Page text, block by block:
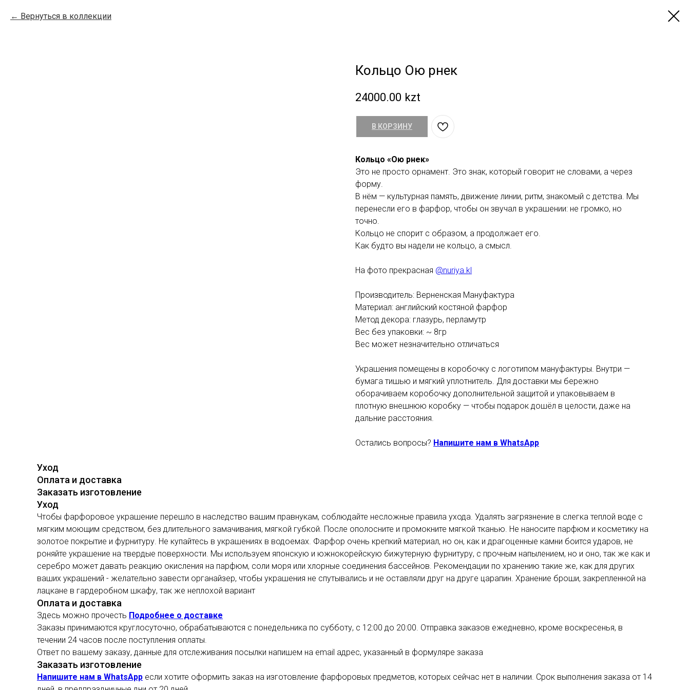
Вернуться в коллекции
Кольцо Ою Өрнек
24000.00 kzt
В КОРЗИНУ
Кольцо «Ою Өрнек»
Это не просто орнамент. Это знак, который говорит не словами, а через
форму.
В нём — культурная память, движение линии, ритм, знакомый с детства. Мы
перенесли его в фарфор, чтобы он звучал в украшении: не громко, но
точно.
Кольцо не спорит с образом, а продолжает его.
Как будто вы надели не кольцо, а смысл.
На фото прекрасная @nuriya.kl
Производитель: Верненская Мануфактура
Материал: английский костяной фарфор
Метод декора: глазурь, перламутр
Вес без упаковки: ~ 8гр
Вес может незначительно отличаться
Украшения помещены в коробочку с логотипом мануфактуры. Внутри —
бумага тишью и мягкий уплотнитель. Для доставки мы бережно
оборачиваем коробочку дополнительной защитой и упаковываем в
плотную внешнюю коробку — чтобы подарок дошёл в целости, даже на
дальние расстояния.
Остались вопросы? Напишите нам в WhatsApp
Уход
Оплата и доставка
Заказать изготовление
Уход
Чтобы фарфоровое украшение перешло в наследство вашим правнукам, соблюдайте несложные правила ухода. Удалять загрязнение в слегка теплой воде с
мягким моющим средством, без длительного замачивания, мягкой губкой. После ополосните и промокните мягкой тканью. Не наносите парфюм и косметику на
золотое покрытие и фурнитуру. Не купайтесь в украшениях в водоемах. Фарфор очень крепкий материал, но он, как и драгоценные камни боится ударов, не
роняйте украшение на твердые поверхности. Мы используем японскую и южнокорейскую бижутерную фурнитуру, с прочным напылением, но и оно, так же как и
серебро может давать реакцию окисления на парфюм, соли моря или хлорные соединения бассейнов. Рекомендации по хранению такие же, как для других
ваших украшений - желательно завести органайзер, чтобы украшения не спутывались и не оставляли друг на друге царапин. Хранение броши, закрепленной на
лацкане в гардеробном шкафу, так же неплохой вариант
Оплата и доставка
Здесь можно прочесть Подробнее о доставке
Заказы принимаются круглосуточно, обрабатываются с понедельника по субботу, с 12:00 до 20:00. Отправка заказов ежедневно, кроме воскресенья, в
течении 24 часов после поступления оплаты.
Ответ по вашему заказу, данные для отслеживания посылки напишем на email адрес, указанный в формуляре заказа
Заказать изготовление
Напишите нам в WhatsApp если хотите оформить заказ на изготовление фарфоровых предметов, которых сейчас нет в наличии. Срок выполнения заказа от 14